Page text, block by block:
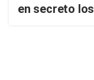
en secreto